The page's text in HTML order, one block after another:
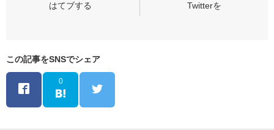
この記事をSNSでシェア
0